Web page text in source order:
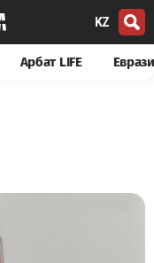
KZ
Арбат LIFE